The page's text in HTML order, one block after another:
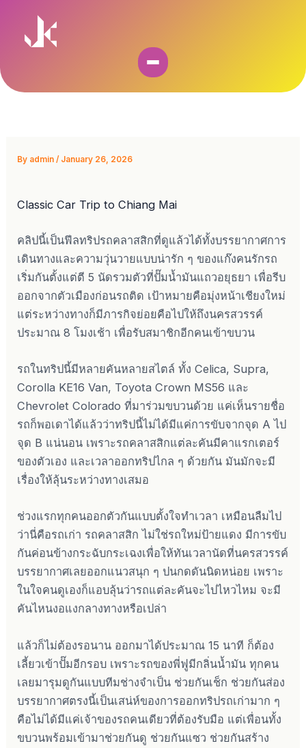
content
By admin/ January 26, 2026
Classic Car Trip to Chiang Mai
คลิปนี้เป็นฟีลทริปรถคลาสสิกที่ดูแล้วได้ทั้งบรรยากาศการ
เดินทางและความวุ่นวายแบบน่ารัก ๆ ของแก๊งคนรักรถ
เริ่มกันตั้งแต่ตี 5 นัดรวมตัวที่ปั๊มน้ำมันแถวอยุธยา เพื่อรีบ
ออกจากตัวเมืองก่อนรถติด เป้าหมายคือมุ่งหน้าเชียงใหม่
แต่ระหว่างทางก็มีภารกิจย่อยคือไปให้ถึงนครสวรรค์
ประมาณ 8 โมงเช้า เพื่อรับสมาชิกอีกคนเข้าขบวน
รถในทริปนี้มีหลายคันหลายสไตล์ ทั้ง Celica, Supra,
Corolla KE16 Van, Toyota Crown MS56 และ
Chevrolet Colorado ที่มาร่วมขบวนด้วย แค่เห็นรายชื่อ
รถก็พอเดาได้แล้วว่าทริปนี้ไม่ได้มีแค่การขับจากจุด A ไป
จุด B แน่นอน เพราะรถคลาสสิกแต่ละคันมีคาแรกเตอร์
ของตัวเอง และเวลาออกทริปไกล ๆ ด้วยกัน มันมักจะมี
เรื่องให้ลุ้นระหว่างทางเสมอ
ช่วงแรกทุกคนออกตัวกันแบบตั้งใจทำเวลา เหมือนลืมไป
ว่านี่คือรถเก่า รถคลาสสิก ไม่ใช่รถใหม่ป้ายแดง มีการขับ
กันค่อนข้างกระฉับกระเฉงเพื่อให้ทันเวลานัดที่นครสวรรค์
บรรยากาศเลยออกแนวสนุก ๆ ปนกดดันนิดหน่อย เพราะ
ในใจคนดูเองก็แอบลุ้นว่ารถแต่ละคันจะไปไหวไหม จะมี
คันไหนงอแงกลางทางหรือเปล่า
แล้วก็ไม่ต้องรอนาน ออกมาได้ประมาณ 15 นาที ก็ต้อง
เลี้ยวเข้าปั๊มอีกรอบ เพราะรถของพี่ฟูมีกลิ่นน้ำมัน ทุกคน
เลยมารุมดูกันแบบทีมช่างจำเป็น ช่วยกันเช็ก ช่วยกันส่อง
บรรยากาศตรงนี้เป็นเสน่ห์ของการออกทริปรถเก่ามาก ๆ
คือไม่ได้มีแค่เจ้าของรถคนเดียวที่ต้องรับมือ แต่เพื่อนทั้ง
ขบวนพร้อมเข้ามาช่วยกันดู ช่วยกันแซว ช่วยกันสร้าง